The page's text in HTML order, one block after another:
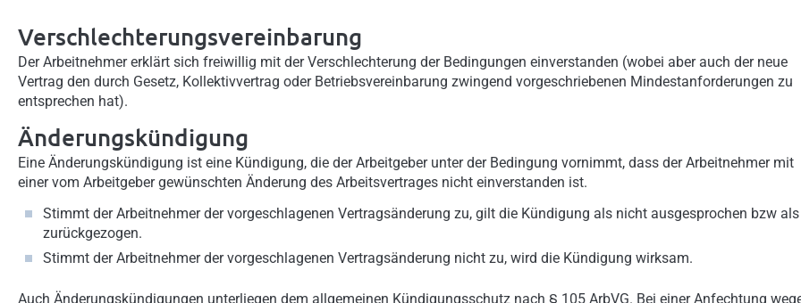
Verschlechterungsvereinbarung
Der Arbeitnehmer erklärt sich freiwillig mit der Verschlechterung der Bedingungen einverstanden (wobei aber auch der neue
Vertrag den durch Gesetz, Kollektivvertrag oder Betriebsvereinbarung zwingend vorgeschriebenen Mindestanforderungen zu
entsprechen hat).
Änderungskündigung
Eine Änderungskündigung ist eine Kündigung, die der Arbeitgeber unter der Bedingung vornimmt, dass der Arbeitnehmer mit
einer vom Arbeitgeber gewünschten Änderung des Arbeitsvertrages nicht einverstanden ist.
Stimmt der Arbeitnehmer der vorgeschlagenen Vertragsänderung zu, gilt die Kündigung als nicht ausgesprochen bzw als
zurückgezogen.
Stimmt der Arbeitnehmer der vorgeschlagenen Vertragsänderung nicht zu, wird die Kündigung wirksam.
Auch Änderungskündigungen unterliegen dem allgemeinen Kündigungsschutz nach § 105 ArbVG. Bei einer Anfechtung